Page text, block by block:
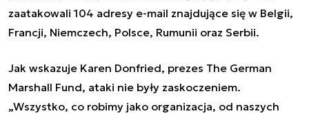
zaatakowali 104 adresy e-mail znajdujące się w Belgii,
Francji, Niemczech, Polsce, Rumunii oraz Serbii.
Jak wskazuje Karen Donfried, prezes The German
Marshall Fund, ataki nie były zaskoczeniem.
„Wszystko, co robimy jako organizacja, od naszych